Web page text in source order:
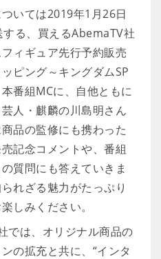
いては2019年1月26日
する、買えるAbemaTV社
ィギュア先行予約販売
ピング～キングダムSP
番組MCに、自他ともに
人・麒麟の川島明さん
品の監修にも携わった
記念コメントや、番組
質問にも答えていきま
れざる魅力がたっぷり
しみください。
では、オリジナル商品の
の拡充と共に、“インタ